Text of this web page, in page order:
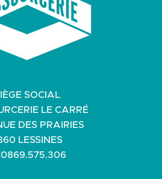
SOCIAL
LE CARRÉ
DES PRAIRIES
LESSINES